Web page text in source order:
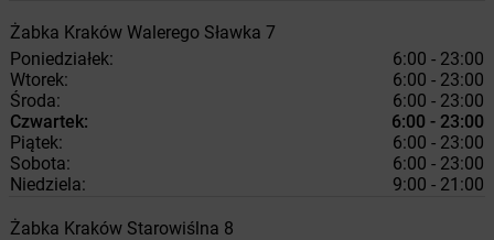
Żabka Kraków Walerego Sławka 7
Poniedziałek:
6:00 - 23:00
Wtorek:
6:00 - 23:00
Środa:
6:00 - 23:00
Czwartek:
6:00 - 23:00
Piątek:
6:00 - 23:00
Sobota:
6:00 - 23:00
Niedziela:
9:00 - 21:00
Żabka Kraków Starowiślna 8